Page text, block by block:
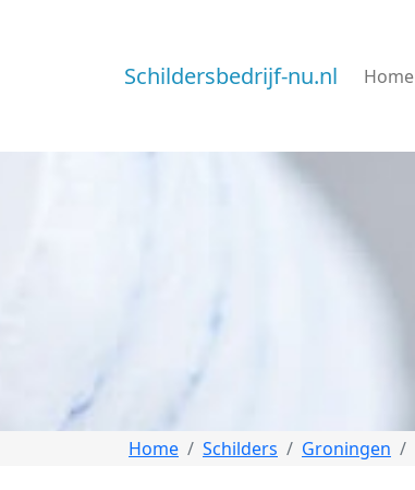
Schildersbedrijf-nu.nl Home
Home Schilders Groningen